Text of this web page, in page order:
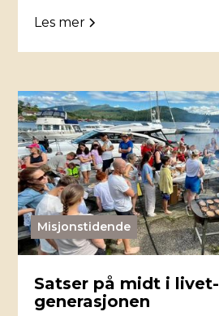
Les mer
Misjonstidende
Satser på midt i livet-
generasjonen